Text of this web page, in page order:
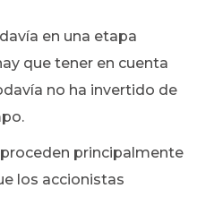
en una etapa
que tener en cuenta
no ha invertido de
proceden principalmente
los accionistas